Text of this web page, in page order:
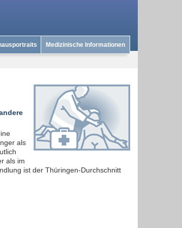
Medizinische Informationen
als
als im
ist der Thüringen-Durchschnitt